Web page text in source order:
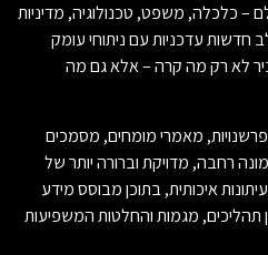
כלכלה, משפט, טכנולוגיה, מדיניות
חדשות עדכניות עם ניתוחי עומק
לא רק מה קרה – אלא גם מה
מאמרי מומחים, מסמכים
רחבה, מדויקת וברורה יותר של
איכותית, בתוכן מבוסס מידע
תהליכים, מגמות והחלטות המשפיעות